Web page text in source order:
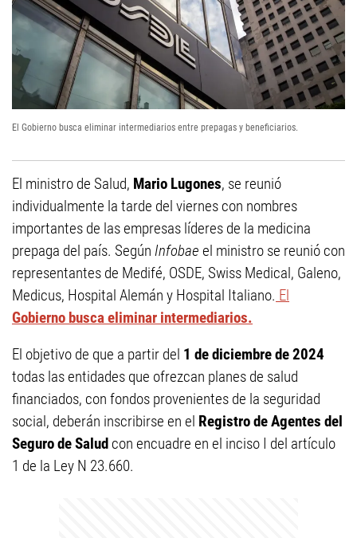
El Gobierno busca eliminar intermediarios entre prepagas y beneficiarios.
El ministro de Salud, Mario Lugones, se reunió
individualmente la tarde del viernes con nombres
importantes de las empresas líderes de la medicina
prepaga del país. Según Infobae el ministro se reunió con
representantes de Medifé, OSDE, Swiss Medical, Galeno,
Medicus, Hospital Alemán y Hospital Italiano. El
Gobierno busca eliminar intermediarios.
El objetivo de que a partir del 1 de diciembre de 2024
todas las entidades que ofrezcan planes de salud
financiados, con fondos provenientes de la seguridad
social, deberán inscribirse en el Registro de Agentes del
Seguro de Salud con encuadre en el inciso I del artículo
1 de la Ley N 23.660.